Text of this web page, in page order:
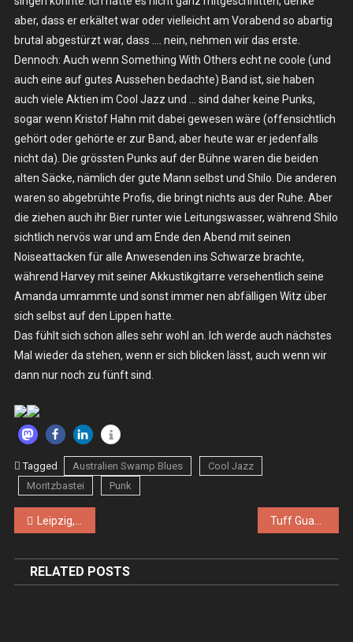
aber, dass er erkältet war oder vielleicht am Vorabend so abartig
brutal abgestürzt war, dass …. nein, nehmen wir das erste.
Dennoch: Auch wenn Something With Others echt ne coole (und
auch eine auf gutes Aussehen bedachte) Band ist, sie haben
auch viele Aktien im Cool Jazz und … sind daher keine Punks,
sogar wenn Kristof Hahn mit dabei gewesen wäre (offensichtlich
gehört oder gehörte er zur Band, aber heute war er jedenfalls
nicht da). Die grössten Punks auf der Bühne waren die beiden
alten Säcke, nämlich der gute Mann selbst und Shilo. Die anderen
waren so abgebrühte Profis, die bringt nichts aus der Ruhe. Aber
die ziehen auch ihr Bier runter wie Leitungswasser, während Shilo
sichtlich nervös war und am Ende den Abend mit seinen
Noiseattacken für alle Anwesenden ins Schwarze brachte,
während Harvey mit seiner Akkustikgitarre versehentlich seine
Amanda umrammte und sonst immer nen abfälligen Witz über
sich selbst auf den Lippen hatte.
Das fühlt sich schon alles sehr wohl an. Ich werde auch nächstes
Mal wieder da stehen, wenn er sich blicken lässt, auch wenn wir
dann nur noch zu fünft sind.
Tagged Australien Swamp Blues
Cool Jazz
Moritzbastei
Punk
Beitragsnavigation
Leipzig, Moritzbastei
RELATED POSTS